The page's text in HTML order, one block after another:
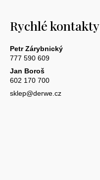
Rychlé kontakty
Petr Zárybnický
777 590 609
Jan Boroš
602 170 700
sklep@derwe.cz